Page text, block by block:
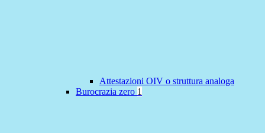
Attestazioni OIV o struttura analoga
Burocrazia zero 1